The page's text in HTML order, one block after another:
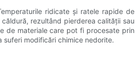
ridicate și ratele rapide de
rezultând pierderea calității sau
de materiale care pot fi procesate prin
suferi modificări chimice nedorite.